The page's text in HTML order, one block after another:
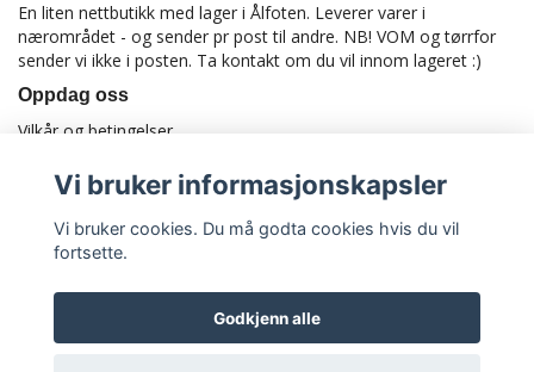
En liten nettbutikk med lager i Ålfoten. Leverer varer i
nærområdet - og sender pr post til andre. NB! VOM og tørrfor
sender vi ikke i posten. Ta kontakt om du vil innom lageret :)
Oppdag oss
Vilkår og betingelser
Vi bruker informasjonskapsler
Vi bruker cookies. Du må godta cookies hvis du vil
fortsette.
Godkjenn alle